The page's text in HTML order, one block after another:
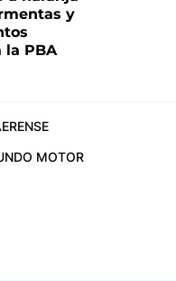
y
la PBA
MOTOR